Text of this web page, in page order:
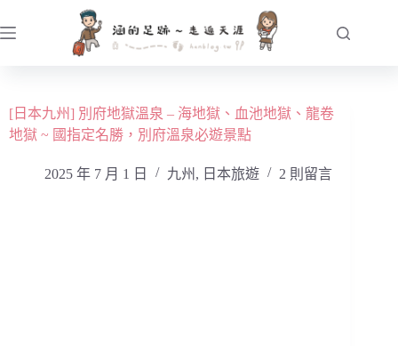
至
容[日本九州] 別府地獄溫泉 – 海地獄、血池地獄、龍卷
地獄 ~ 國指定名勝，別府溫泉必遊景點
2025 年 7 月 1 日 九州 , 日本旅遊 2 則留言